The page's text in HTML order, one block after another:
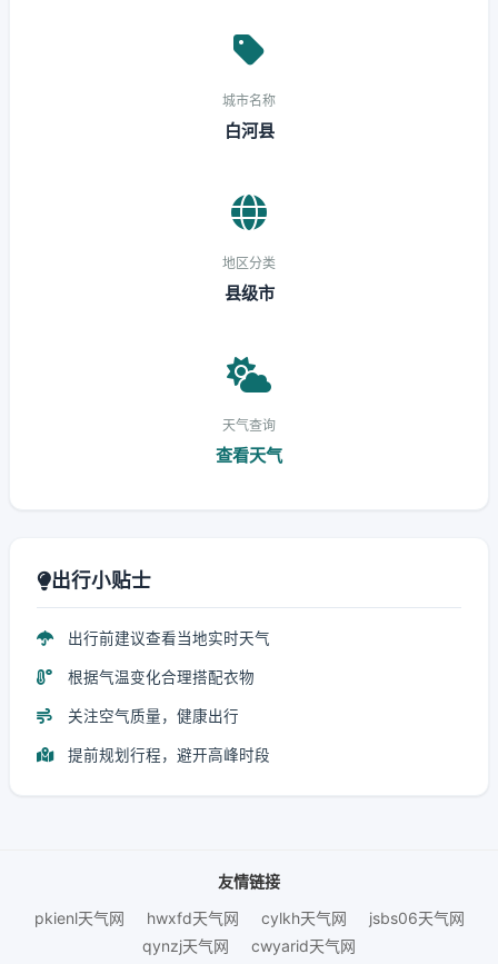
城市名称
白河县
地区分类
县级市
天气查询
查看天气
出行小贴士
出行前建议查看当地实时天气
根据气温变化合理搭配衣物
关注空气质量，健康出行
提前规划行程，避开高峰时段
友情链接
pkienl天气网
hwxfd天气网 cylkh天气网
jsbs06天气网
qynzj天气网
cwyarid天气网